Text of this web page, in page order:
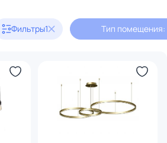
Фильтры1 Тип помещения:
76